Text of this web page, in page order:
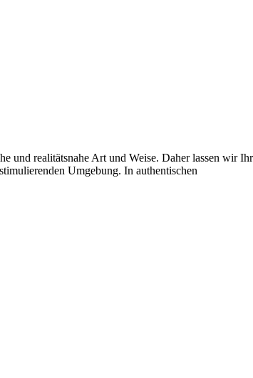
realitätsnahe Art und Weise. Daher lassen wir
Umgebung. In authentischen